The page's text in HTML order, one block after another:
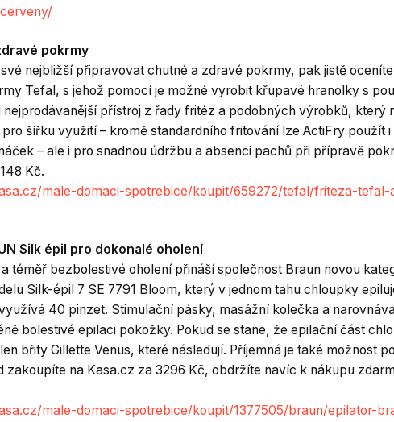
pokrmy
nejbližší připravovat chutné a zdravé pokrmy, pak jistě
Tefal, s jehož pomocí je možné vyrobit křupavé hranolky s
nejprodávanější přístroj z řady fritéz a podobných výrobků, který
pro šířku využití – kromě standardního fritování lze ActiFry použít
– ale i pro snadnou údržbu a absenci pachů při přípravě
Kč.
male-domaci-spotrebice/koupit/659272/tefal/friteza-
Silk épil pro dokonalé oholení
téměř bezbolestivé oholení přináší společnost Braun novou
Silk-épil 7 SE 7791 Bloom, který v jednom tahu chloupky
40 pinzet. Stimulační pásky, masážní kolečka a
bolestivé epilaci pokožky. Pokud se stane, že epilační část
břity Gillette Venus, které následují. Příjemná je také možnost
zakoupíte na Kasa.cz za 3296 Kč, obdržíte navíc k nákupu
male-domaci-spotrebice/koupit/1377505/braun/epilator-